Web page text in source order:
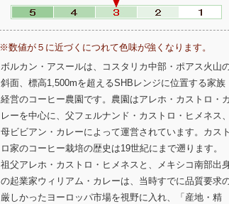
※数値が５に近づくにつれて色味が強くなります。
ボルカン・アスールは、コスタリカ中部・ポアス火山
斜面、標高1,500mを超えるSHBレンジに位置する家族
経営のコーヒー農園です。農園はアレホ・カストロ・カ
レーを中心に、父フェルナンド・カストロ・ヒメネス、
母ビビアン・カレーによって運営されています。カスト
ロ家のコーヒー栽培の歴史は19世紀にまで遡ります。
祖父アレホ・カストロ・ヒメネスと、メキシコ南部出
の起業家ウィリアム・カレーは、当時すでに品質要求
厳しかったヨーロッパ市場を視野に入れ、「産地・精